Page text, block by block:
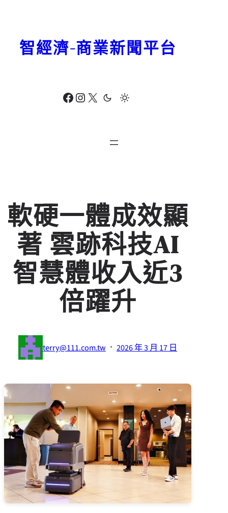
Facebook Instagram X
智經濟-商業新聞平台
軟硬一體成效顯
著 雲跡科技AI
智慧體收入近3
倍躍升
terry@111.com.tw · 2026 年 3 月 17 日